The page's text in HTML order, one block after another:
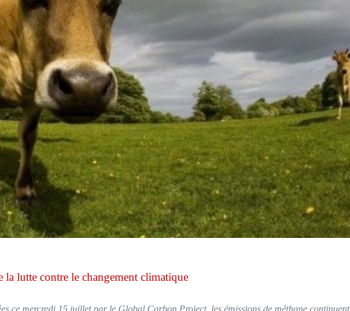
la lutte contre le changement climatique